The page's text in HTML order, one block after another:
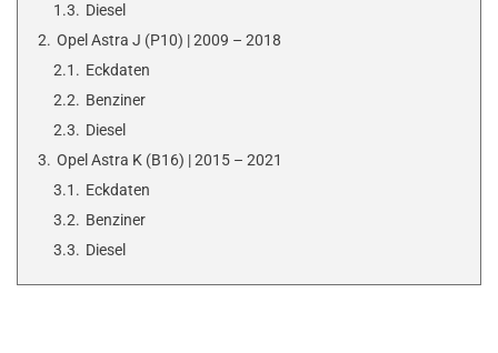
1.3. Diesel
2. Opel Astra J (P10) | 2009 – 2018
2.1. Eckdaten
2.2. Benziner
2.3. Diesel
3. Opel Astra K (B16) | 2015 – 2021
3.1. Eckdaten
3.2. Benziner
3.3. Diesel